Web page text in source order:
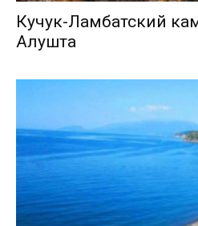
Кучук-Ламбатский
Алушта